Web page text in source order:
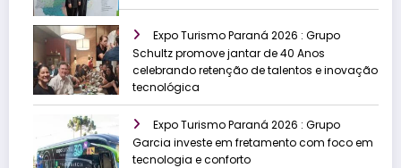
Expo Turismo Paraná 2026 : Grupo
Schultz promove jantar de 40 Anos
celebrando retenção de talentos e inovação
tecnológica
Expo Turismo Paraná 2026 : Grupo
Garcia investe em fretamento com foco em
tecnologia e conforto